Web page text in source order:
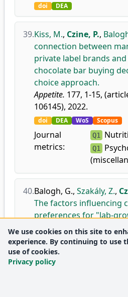
doi DEA
39.Kiss, M., Czine, P.,
connection between
private label brands
chocolate bar buying
choice approach.
Appetite. 177, 1-15,
106145), 2022.
doi DEA WoS Scopus
Journal
metrics:
Q1
Q1
40.Balogh, G., Szakály, Z.,
The factors influencing
preferences for "lab-
and Hungarian
In: Research in pig
Workshop. Ed.: Eva
Vyzkumny ústav
nad Orlicí, 5-6, 2022.
We use cookies on this site to
experience. By continuing to use
use of cookies.
Privacy policy